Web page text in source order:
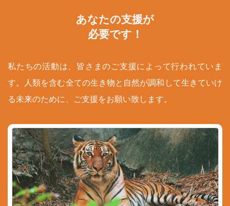
あなたの支援が
必要です！
私たちの活動は、皆さまのご支援によって行われていま
す。人類を含む全ての生き物と自然が調和して生きていけ
る未来のために、ご支援をお願い致します。